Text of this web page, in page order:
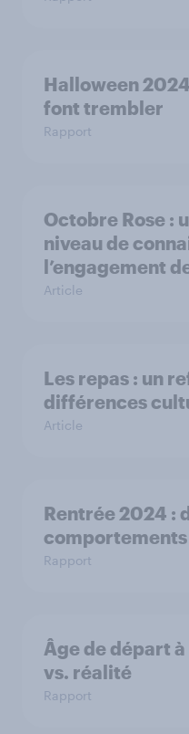
Halloween
font trembler
Rapport
Octobre Rose :
niveau de
l’engagement
Article
Les repas : un
différences
Article
Rentrée 2024 :
Rapport
Âge de départ
vs. réalité
Rapport